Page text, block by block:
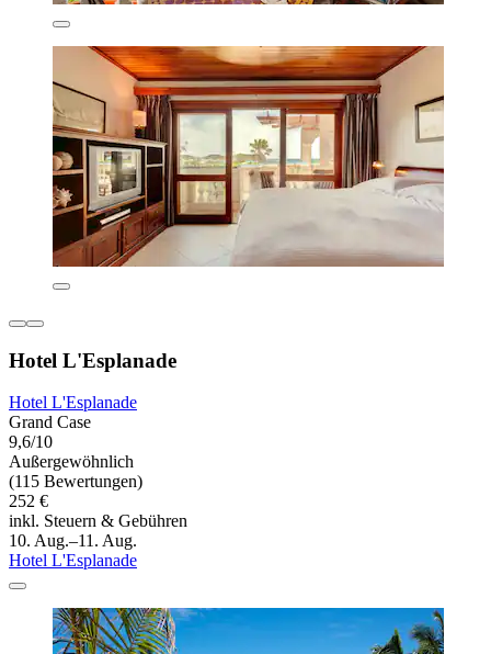
Hotel L'Esplanade
Hotel L'Esplanade
Grand Case
9,6/10
Außergewöhnlich
(115 Bewertungen)
252 €
inkl. Steuern & Gebühren
10. Aug.–11. Aug.
Hotel L'Esplanade